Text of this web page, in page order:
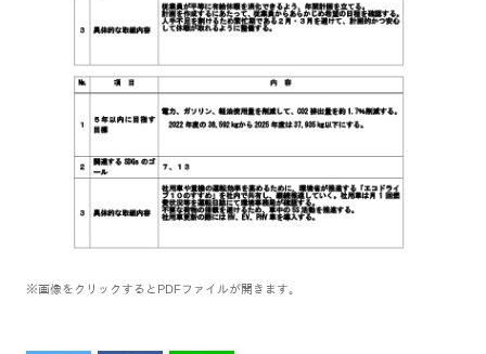
※画像をクリックするとPDFファイルが開きます。